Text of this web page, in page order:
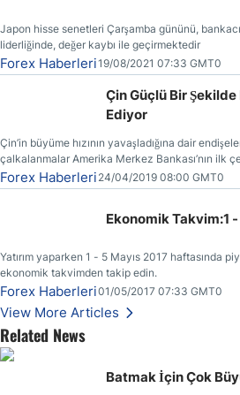
Japon hisse senetleri Çarşamba gününü,
liderliğinde, değer kaybı ile geçirmektedir
Forex Haberleri19/08/2021 07:33 GMT0
Çin Güçlü Bir
Ediyor
Çin’in büyüme hızının yavaşladığına dair
çalkalanmalar Amerika Merkez Bankası’nın ilk
gitmemesinin başlıca sebeplerinden bir tanesi
Forex Haberleri 24/04/2019 08:00 GMT0
Ekonomik Takvim:1 -
Yatırım yaparken 1 - 5 Mayıs 2017 haftasında piyasayı etkileyebilecek olayları
ekonomik takvimden takip edin.
Forex Haberleri01/05/2017 07:33 GMT0
View More Articles
Related News
Batmak İçin Çok